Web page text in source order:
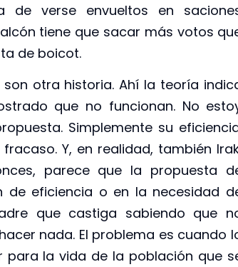
de verse envueltos en
tiene que sacar más votos
de boicot.
otra historia. Ahí la teoría
que no funcionan. No
Simplemente su
Y, en realidad, también
parece que la propuesta
de eficiencia o en la necesidad
que castiga sabiendo que
nada. El problema es cuando
para la vida de la población que